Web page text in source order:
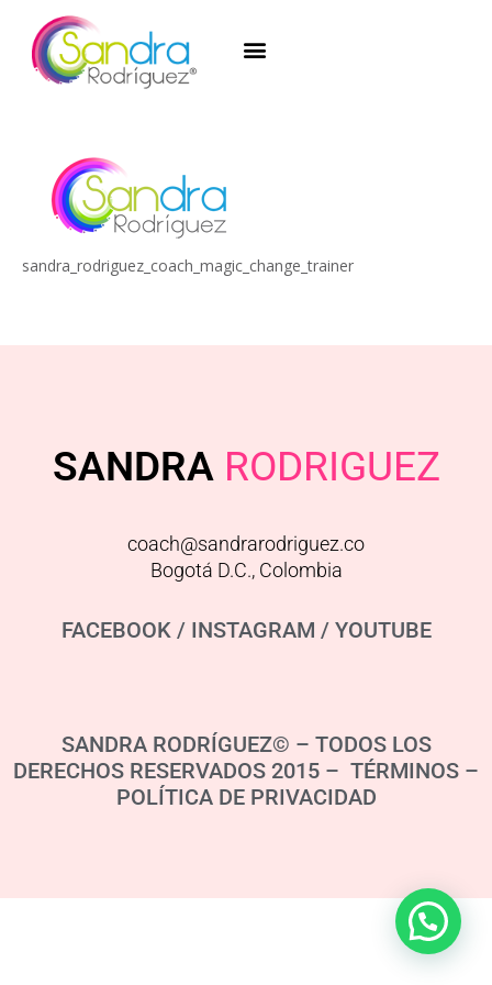
sandra_rodriguez_coach_magic_change_trainer
SANDRA RODRIGUEZ
coach@sandrarodriguez.co
Bogotá D.C., Colombia
FACEBOOK / INSTAGRAM / YOUTUBE
SANDRA RODRÍGUEZ© – TODOS LOS
DERECHOS RESERVADOS 2015 – TÉRMINOS –
POLÍTICA DE PRIVACIDAD